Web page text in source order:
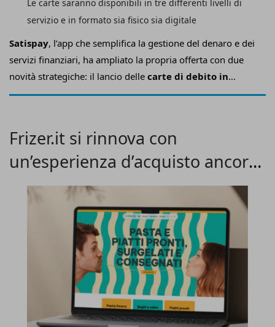
Satispay, l’app che semplifica la gestione del denaro e dei
servizi finanziari, ha ampliato la propria offerta con due
novità strategiche: il lancio delle carte di debito in
partnership con Mastercarde l’introduzione del servizio
Le carte saranno disponibili in tre differenti livelli di
servizio e in formato sia fisico sia digitale
Frizer.it si rinnova con
un’esperienza d’acquisto ancora
più smart